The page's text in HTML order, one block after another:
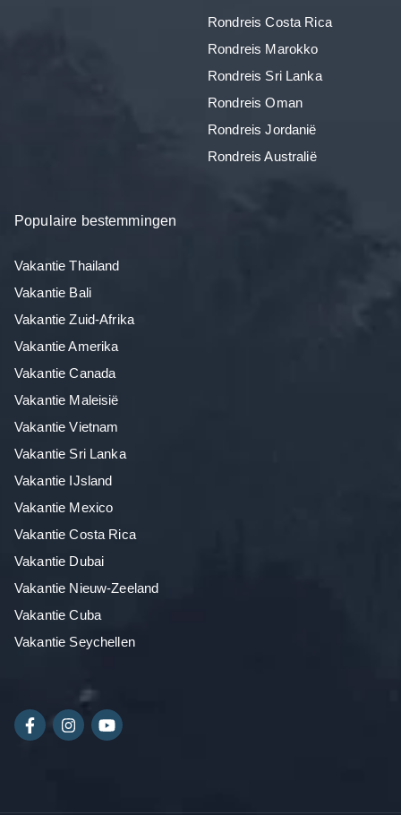
Rondreis Costa Rica
Rondreis Marokko
Rondreis Sri Lanka
Rondreis Oman
Rondreis Jordanië
Rondreis Australië
Populaire bestemmingen
Vakantie Thailand
Vakantie Bali
Vakantie Zuid-Afrika
Vakantie Amerika
Vakantie Canada
Vakantie Maleisië
Vakantie Vietnam
Vakantie Sri Lanka
Vakantie IJsland
Vakantie Mexico
Vakantie Costa Rica
Vakantie Dubai
Vakantie Nieuw-Zeeland
Vakantie Cuba
Vakantie Seychellen